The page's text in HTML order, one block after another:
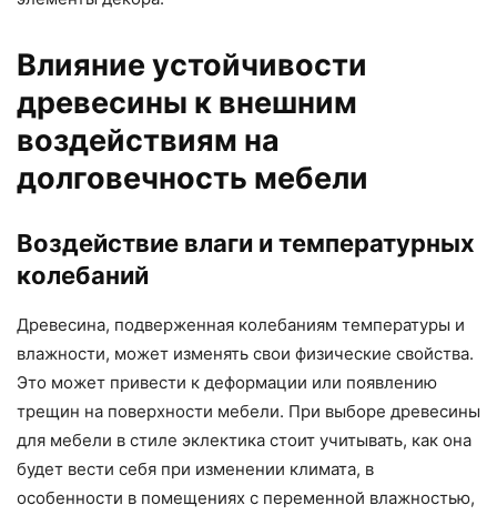
Влияние устойчивости
древесины к внешним
воздействиям на
долговечность мебели
Воздействие влаги и температурных
колебаний
Древесина, подверженная колебаниям температуры и
влажности, может изменять свои физические свойства.
Это может привести к деформации или появлению
трещин на поверхности мебели. При выборе древесины
для мебели в стиле эклектика стоит учитывать, как она
будет вести себя при изменении климата, в
особенности в помещениях с переменной влажностью,